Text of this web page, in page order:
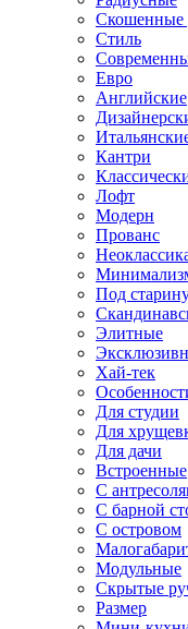
Скошенные
Стиль
Евро
Английские
Кантри
Лофт
Модерн
Прованс
Под
Элитные
Хай-тек
Для студии
Для
Для дачи
Встроенные
С
С барной
С островом
Модульные
Скрытые
Размер